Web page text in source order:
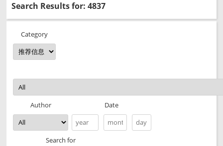
Search Results for: 4837
Category
Author Date
Search for